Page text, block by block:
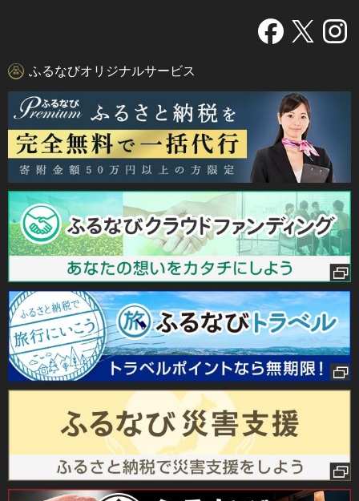
ふるなびオリジナルサービス